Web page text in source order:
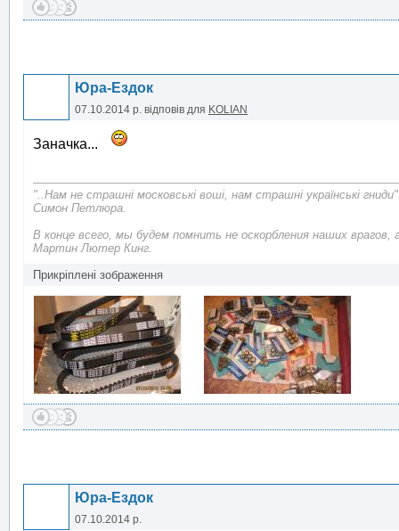
Юра-Ездок
07.10.2014 р. відповів для KOLIAN
Заначка...
"..Нам не страшні московські воші, нам страшні українські гниди"
Симон Петлюра.
В конце всего, мы будем помнить не оскорбления наших врагов,
Мартин Лютер Кинг.
Прикріплені зображення
Юра-Ездок
07.10.2014 р.